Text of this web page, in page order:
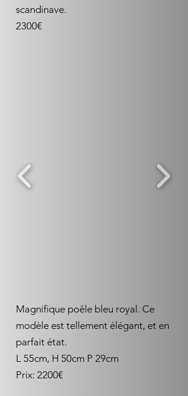
scandinave.
2300€
Magnifique poêle bleu royal. Ce
modèle est tellement élégant, et en
parfait état.
L 55cm, H 50cm P 29cm
Prix: 2200€